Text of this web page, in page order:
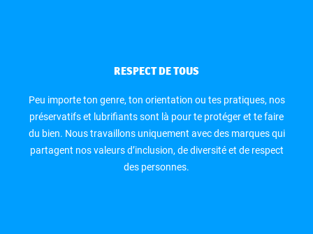
RESPECT DE TOUS
Peu importe ton genre, ton orientation ou tes pratiques, nos
préservatifs et lubrifiants sont là pour te protéger et te faire
du bien. Nous travaillons uniquement avec des marques qui
partagent nos valeurs d’inclusion, de diversité et de respect
des personnes.